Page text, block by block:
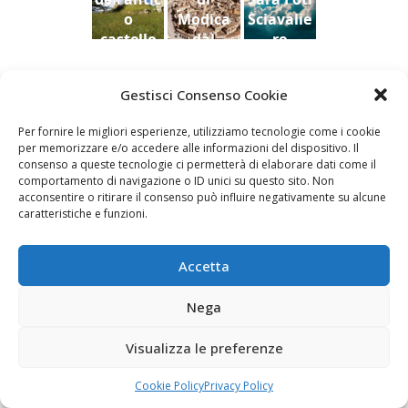
Gestisci Consenso Cookie
Per fornire le migliori esperienze, utilizziamo tecnologie come i cookie
per memorizzare e/o accedere alle informazioni del dispositivo. Il
consenso a queste tecnologie ci permetterà di elaborare dati come il
comportamento di navigazione o ID unici su questo sito. Non
acconsentire o ritirare il consenso può influire negativamente su alcune
caratteristiche e funzioni.
Accetta
Nega
Visualizza le preferenze
Cookie PolicyPrivacy Policy
o
castello
Dario
Modica
dal
contea ,
Vespo
Sciavalie
re
Le Stanze di Arte e Luoghi | Albergo diffuso
abilitare questo contenuto